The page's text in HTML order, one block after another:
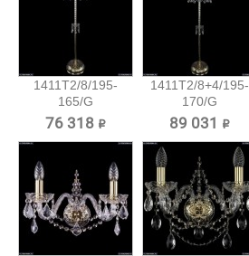
1411T2/8/195-
165/G
Хрустальный
76 318 ₽
1411T2/8+4/195-
170/G
Хрустальный...
89 031 ₽